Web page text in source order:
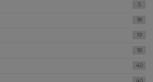
5
18
19
18
40
40